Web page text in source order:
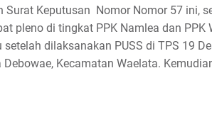
Surat Keputusan Nomor Nomor 57 ini,
pleno di tingkat PPK Namlea dan
setelah dilaksanakan PUSS di TPS 19
Debowae, Kecamatan Waelata.